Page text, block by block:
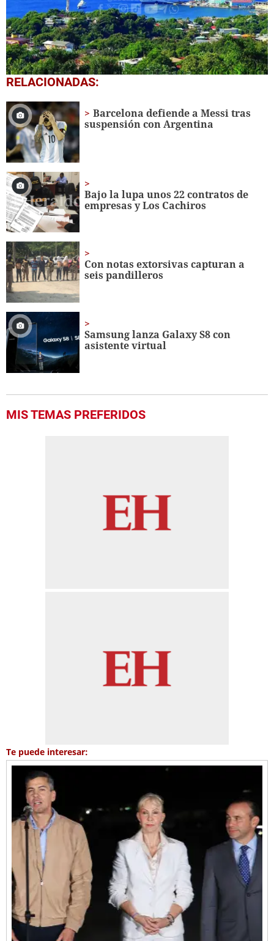
0
seconds
5
minutes,
45
seconds
RELACIONADAS:
Barcelona defiende a Messi tras
suspensión con Argentina
Bajo la lupa unos 22 contratos de
empresas y Los Cachiros
Con notas extorsivas capturan a
seis pandilleros
Samsung lanza Galaxy S8 con
asistente virtual
MIS TEMAS PREFERIDOS
Te puede interesar: